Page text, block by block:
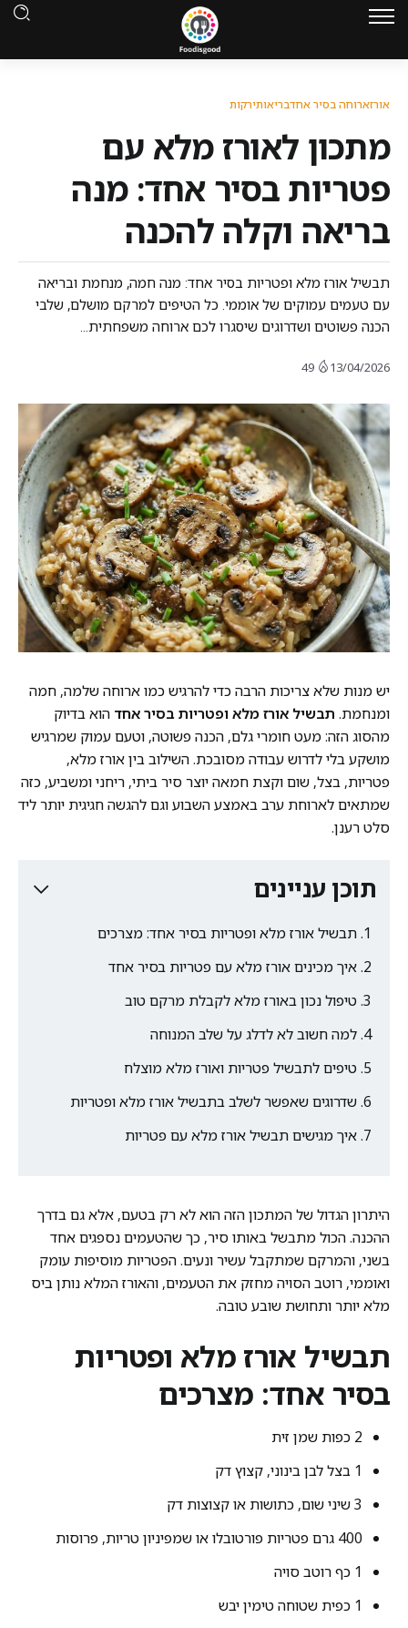
אורזארוחה בסיר אחדבריאותירקות
מתכון לאורז מלא עם
פטריות בסיר אחד: מנה
בריאה וקלה להכנה
תבשיל אורז מלא ופטריות בסיר אחד: מנה חמה, מנחמת ובריאה
עם טעמים עמוקים של אוממי. כל הטיפים למרקם מושלם, שלבי
הכנה פשוטים ושדרוגים שיסגרו לכם ארוחה משפחתית...
13/04/2026
49
יש מנות שלא צריכות הרבה כדי להרגיש כמו ארוחה שלמה, חמה
ומנחמת. תבשיל אורז מלא ופטריות בסיר אחד הוא בדיוק
מהסוג הזה: מעט חומרי גלם, הכנה פשוטה, וטעם עמוק שמרגיש
מושקע בלי לדרוש עבודה מסובכת. השילוב בין אורז מלא,
פטריות, בצל, שום וקצת חמאה יוצר סיר ביתי, ריחני ומשביע, כזה
שמתאים לארוחת ערב באמצע השבוע וגם להגשה חגיגית יותר ליד
סלט רענן.
תוכן עניינים
תבשיל אורז מלא ופטריות בסיר אחד: מצרכים
איך מכינים אורז מלא עם פטריות בסיר אחד
טיפול נכון באורז מלא לקבלת מרקם טוב
למה חשוב לא לדלג על שלב המנוחה
טיפים לתבשיל פטריות ואורז מלא מוצלח
שדרוגים שאפשר לשלב בתבשיל אורז מלא ופטריות
איך מגישים תבשיל אורז מלא עם פטריות
היתרון הגדול של המתכון הזה הוא לא רק בטעם, אלא גם בדרך
ההכנה. הכול מתבשל באותו סיר, כך שהטעמים נספגים אחד
בשני, והמרקם שמתקבל עשיר ונעים. הפטריות מוסיפות עומק
ואוממי, רוטב הסויה מחזק את הטעמים, והאורז המלא נותן ביס
מלא יותר ותחושת שובע טובה.
תבשיל אורז מלא ופטריות
בסיר אחד: מצרכים
2 כפות שמן זית
1 בצל לבן בינוני, קצוץ דק
3 שיני שום, כתושות או קצוצות דק
400 גרם פטריות פורטובלו או שמפיניון טריות, פרוסות
1 כף רוטב סויה
1 כפית שטוחה טימין יבש